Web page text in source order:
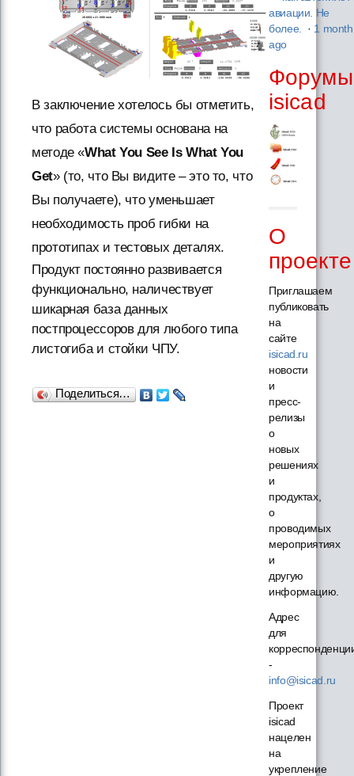
В заключение хотелось бы отметить,
что работа системы основана на
методе «What You See Is What You
Get» (то, что Вы видите – это то, что
Вы получаете), что уменьшает
необходимость проб гибки на
прототипах и тестовых деталях.
Продукт постоянно развивается
функционально, наличествует
шикарная база данных
постпроцессоров для любого типа
листогиба и стойки ЧПУ.
Поделиться…
авиации. Не
более. · 1 month
ago
Форумы
isicad
О
проекте
Приглашаем
публиковать
на
сайте
isicad.ru
новости
и
пресс-
релизы
о
новых
решениях
и
продуктах,
о
проводимых
мероприятиях
и
другую
информацию.
Адрес
для
-
info@isicad.ru
Проект
isicad
нацелен
на
укрепление